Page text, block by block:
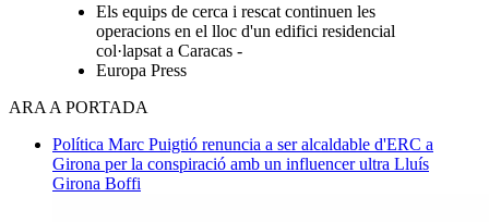
Els equips de cerca i rescat continuen les
operacions en el lloc d'un edifici residencial
col·lapsat a Caracas -
Europa Press
ARA A PORTADA
Política Marc Puigtió renuncia a ser alcaldable d'ERC a
Girona per la conspiració amb un influencer ultra Lluís
Girona Boffi